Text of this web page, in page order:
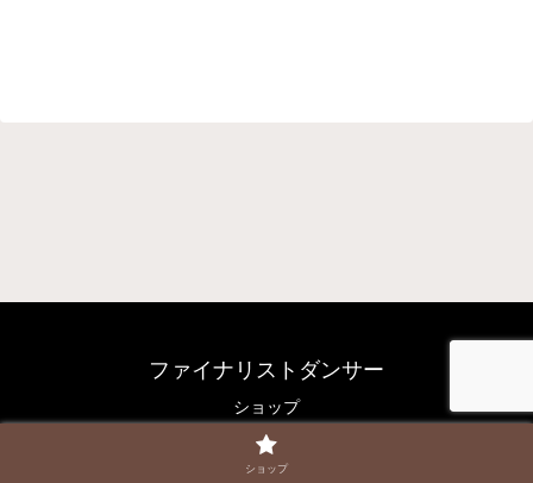
ファイナリストダンサー
ショップ
© 2017 ファイナリストダンサー.
ショップ